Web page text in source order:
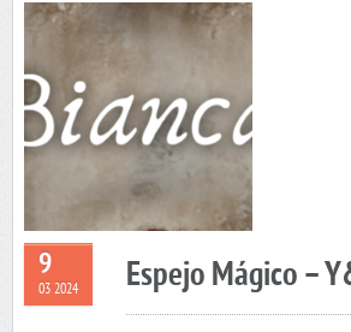
9
03 2024 Espejo Mágico –